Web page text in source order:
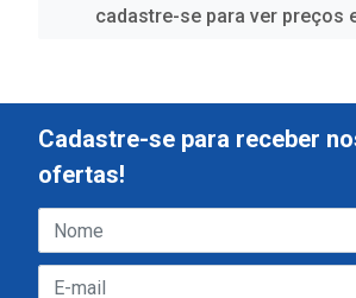
cadastre-se para ver preços
Cadastre-se para receber
ofertas!